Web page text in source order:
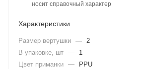
носит справочный характер
Характеристики
Размер вертушки — 2
В упаковке, шт —
1
Цвет приманки —
PPU